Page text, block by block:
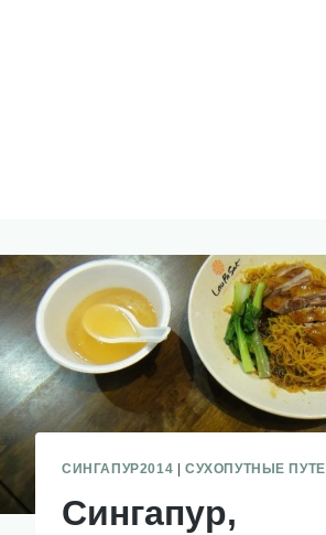
СИНГАПУР2014 СУХОПУТНЫЕ
Сингапур,